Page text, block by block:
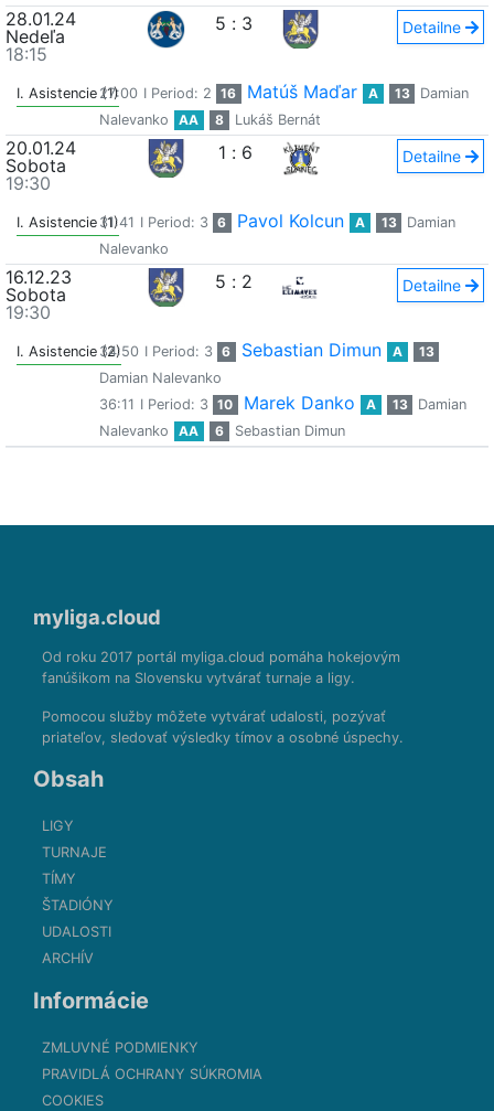
28.01.24
Nedeľa
18:15
5 : 3 Detailne
I. Asistencie (1)27:00 I Period: 2 16 Matúš Maďar A 13
Damian
Nalevanko
AA 8 Lukáš Bernát
20.01.24
Sobota
19:30
1 : 6 Detailne
I. Asistencie (1)31:41 I Period: 3 6 Pavol Kolcun A 13
Damian
Nalevanko
16.12.23
Sobota
19:30
5 : 2 Detailne
I. Asistencie (2)34:50 I Period: 3 6 Sebastian Dimun A
13
Damian Nalevanko
36:11 I Period: 3 10 Marek Danko A 13
Damian
Nalevanko
AA 6 Sebastian Dimun
myliga.cloud
Od roku 2017 portál myliga.cloud pomáha hokejovým
fanúšikom na Slovensku vytvárať turnaje a ligy.
Pomocou služby môžete vytvárať udalosti, pozývať
priateľov, sledovať výsledky tímov a osobné úspechy.
Obsah
LIGY
TURNAJE
TÍMY
ŠTADIÓNY
UDALOSTI
ARCHÍV
Informácie
ZMLUVNÉ PODMIENKY
PRAVIDLÁ OCHRANY SÚKROMIA
COOKIES